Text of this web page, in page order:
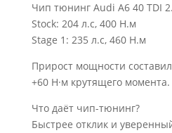
Чип тюнинг Audi A6 40 TDI
Stock: 204 л.с, 400 Н.м
Stage 1: 235 л.с, 460 Н.м
Прирост мощности
+60 Н·м крутящего момента.
Что даёт чип-тюнинг?
Быстрее отклик и